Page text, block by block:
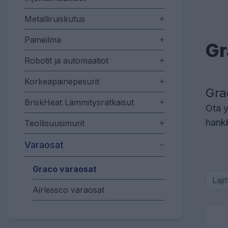
Metalliruiskutus
Paineilma
Robotit ja automaatiot
Korkeapainepesurit
BriskHeat Lämmitysratkaisut
Teollisuusimurit
Varaosat
Graco varaosat
Airlessco varaosat
Ota